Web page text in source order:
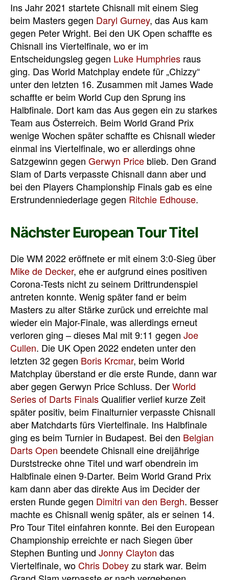
Ins Jahr 2021 startete Chisnall mit einem Sieg
beim Masters gegen Daryl Gurney, das Aus kam
gegen Peter Wright. Bei den UK Open schaffte es
Chisnall ins Viertelfinale, wo er im
Entscheidungsleg gegen Luke Humphries raus
ging. Das World Matchplay endete für „Chizzy“
unter den letzten 16. Zusammen mit James Wade
schaffte er beim World Cup den Sprung ins
Halbfinale. Dort kam das Aus gegen ein zu starkes
Team aus Österreich. Beim World Grand Prix
wenige Wochen später schaffte es Chisnall wieder
einmal ins Viertelfinale, wo er allerdings ohne
Satzgewinn gegen Gerwyn Price blieb. Den Grand
Slam of Darts verpasste Chisnall dann aber und
bei den Players Championship Finals gab es eine
Erstrundenniederlage gegen Ritchie Edhouse.
Nächster European Tour Titel
Die WM 2022 eröffnete er mit einem 3:0-Sieg über
Mike de Decker, ehe er aufgrund eines positiven
Corona-Tests nicht zu seinem Drittrundenspiel
antreten konnte. Wenig später fand er beim
Masters zu alter Stärke zurück und erreichte mal
wieder ein Major-Finale, was allerdings erneut
verloren ging – dieses Mal mit 9:11 gegen Joe
Cullen. Die UK Open 2022 endeten unter den
letzten 32 gegen Boris Krcmar, beim World
Matchplay überstand er die erste Runde, dann war
aber gegen Gerwyn Price Schluss. DerWorld
Series of Darts FinalsQualifier verlief kurze Zeit
später positiv, beim Finalturnier verpasste Chisnall
aber Matchdarts fürs Viertelfinale. Ins Halbfinale
ging es beim Turnier in Budapest. Bei den Belgian
Darts Open beendete Chisnall eine dreijährige
Durststrecke ohne Titel und warf obendrein im
Halbfinale einen 9-Darter. Beim World Grand Prix
kam dann aber das direkte Aus im Decider der
ersten Runde gegen Dimitri van den Bergh. Besser
machte es Chisnall wenig später, als er seinen 14.
Pro Tour Titel einfahren konnte. Bei den European
Championship erreichte er nach Siegen über
Stephen Bunting und Jonny Clayton das
Viertelfinale, woChris Dobeyzu stark war. Beim